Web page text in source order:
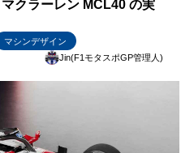
クラーレン MCL40 の実
マシンデザイン
Jin(F1モタスポGP管理人)